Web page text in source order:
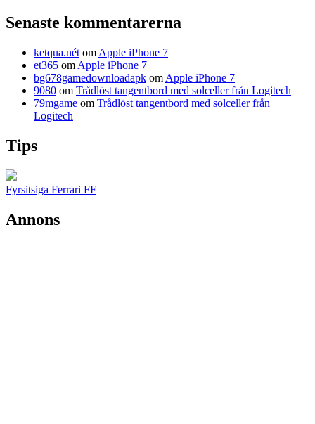
Senaste kommentarerna
ketqua.nét om Apple iPhone 7
et365 om Apple iPhone 7
bg678gamedownloadapk om Apple iPhone 7
9080 om Trådlöst tangentbord med solceller från Logitech
79mgame om Trådlöst tangentbord med solceller från
Logitech
Tips
Fyrsitsiga Ferrari FF
Annons